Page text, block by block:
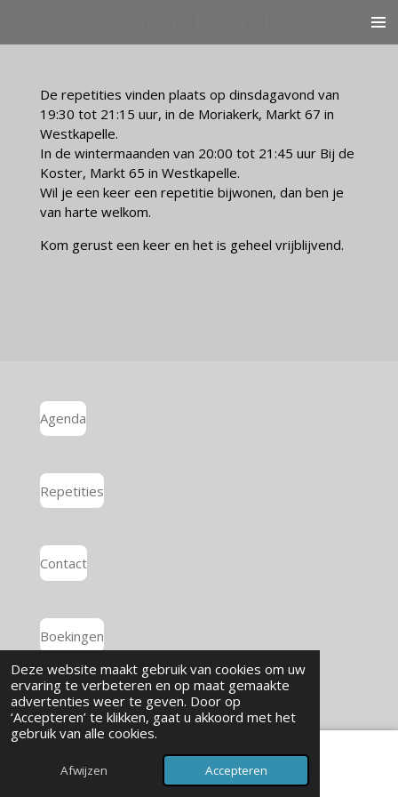
Deze website maakt gebruik van cookies om uw
ervaring te verbeteren en op maat gemaakte
advertenties weer te geven. Door op
‘Accepteren’ te klikken, gaat u akkoord met het
gebruik van alle cookies.
Afwijzen Accepteren
hoofdinhoud
De repetities vinden plaats op dinsdagavond van
19:30 tot 21:15 uur, in de Moriakerk, Markt 67 in
Westkapelle.
In de wintermaanden van 20:00 tot 21:45 uur Bij de
Koster, Markt 65 in Westkapelle.
Wil je een keer een repetitie bijwonen, dan ben je
van harte welkom.
Kom gerust een keer en het is geheel vrijblijvend.
Agenda
Repetities
Contact
Boekingen
© 2024 - 2026 Koor Exaudi
Powered byJouwWeb
E-mailadres